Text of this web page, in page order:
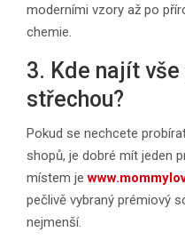
moderními vzory až po
chemie.
3. Kde najít
střechou?
Pokud se nechcete
shopů, je dobré mít jeden
místem je
pečlivě vybraný prémiový
nejmenší.